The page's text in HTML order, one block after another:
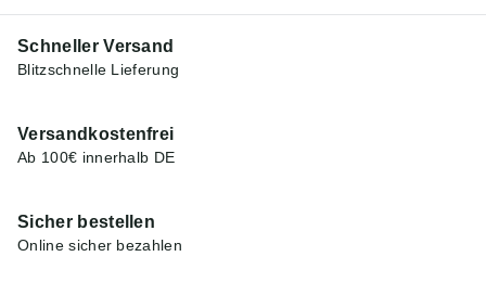
Schneller Versand
Blitzschnelle Lieferung
Versandkostenfrei
Ab 100€ innerhalb DE
Sicher bestellen
Online sicher bezahlen